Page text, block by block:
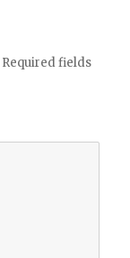
Required fields